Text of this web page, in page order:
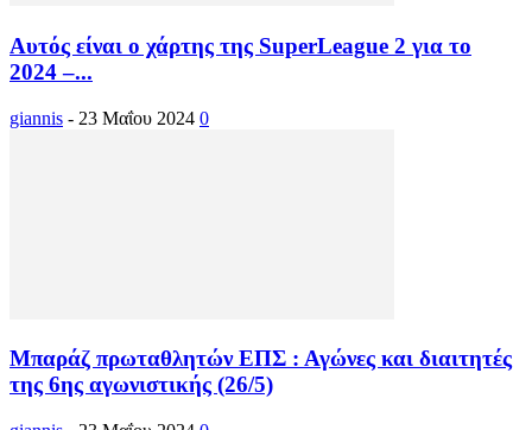
Αυτός είναι ο χάρτης της SuperLeague 2 για το
2024 –...
giannis - 23 Μαΐου 2024 0
Μπαράζ πρωταθλητών ΕΠΣ : Αγώνες και διαιτητές
της 6ης αγωνιστικής (26/5)